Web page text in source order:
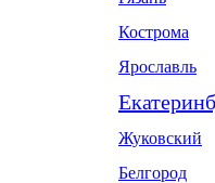
Кострома
Ярославль
Жуковский
Белгород